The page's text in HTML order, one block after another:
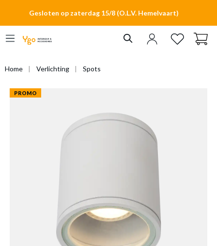
Gesloten op zaterdag 15/8 (O.L.V. Hemelvaart)
Home Verlichting Spots
PROMO